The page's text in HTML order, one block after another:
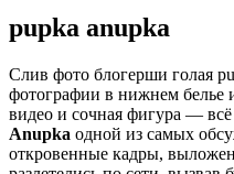
pupka anupka
Слив фото блогерши голая
фотографии в нижнем белье
видео и сочная фигура —
Anupka одной из самых
откровенные кадры,